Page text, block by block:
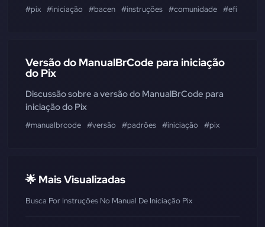
#pix #iniciação #bacen #instruções #comunidade #efí
Versão do ManualBrCode para iniciação
do Pix
Discussão sobre a versão do ManualBrCode para
iniciação do Pix
#manualbrcode #versão #padrões #iniciação #pix
🌟 Mais Visualizadas
Busca Por Instruções No Manual De Iniciação Pix